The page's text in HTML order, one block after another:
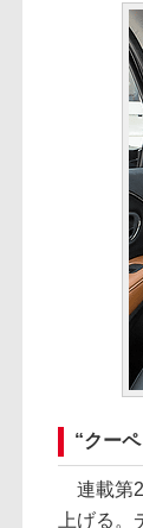
“クー
連載第2
上げる